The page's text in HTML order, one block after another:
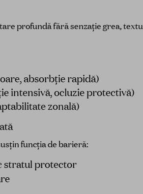
profundă fără senzație grea,
absorbție rapidă)
intensivă, ocluzie protectivă)
zonală)
funcția de barieră:
stratul protector